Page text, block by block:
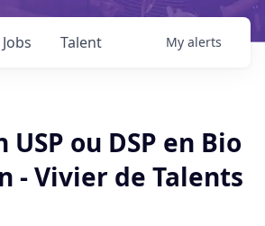
Jobs Talent My alerts
ou DSP en Bio
- Vivier de Talents